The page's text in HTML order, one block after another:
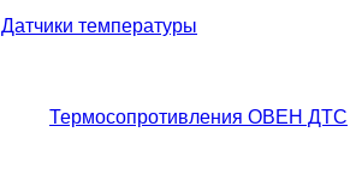
Датчики температуры
Термосопротивления ОВЕН ДТС